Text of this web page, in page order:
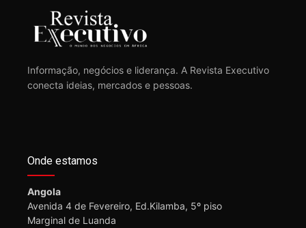
Informação, negócios e liderança. A Revista Executivo
conecta ideias, mercados e pessoas.
Onde estamos
Angola
Avenida 4 de Fevereiro, Ed.Kilamba, 5º piso
Marginal de Luanda